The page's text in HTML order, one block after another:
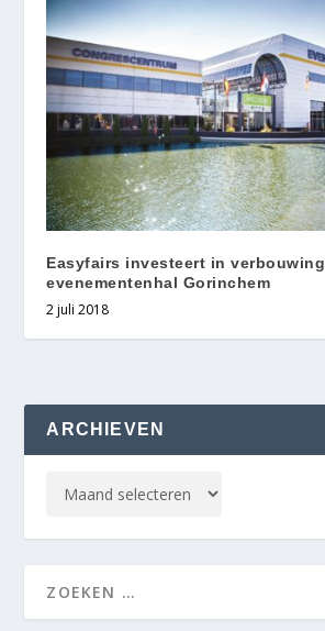
Easyfairs investeert in verbouwing
evenementenhal Gorinchem
2 juli 2018
ARCHIEVEN